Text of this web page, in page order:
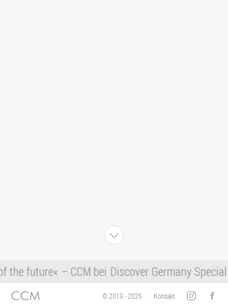
the future« – CCM bei Discover Germany
© 2019 - 2026 Kontakt